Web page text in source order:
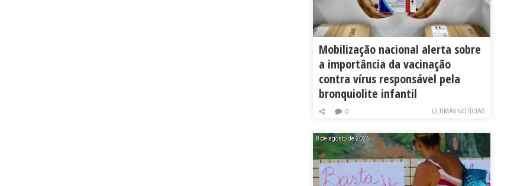
Mobilização nacional alerta sobre
a importância da vacinação
contra vírus responsável pela
bronquiolite infantil
ÚLTIMAS NOTÍCIAS
0
8 de agosto de 2026